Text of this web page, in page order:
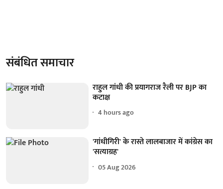
संबंधित समाचार
राहुल गांधी की प्रयागराज रैली पर BJP का
कटाक्ष
4 hours ago
'गांधीगिरी' के रास्ते लालबाजार में कांग्रेस का
'सत्याग्रह'
05 Aug 2026